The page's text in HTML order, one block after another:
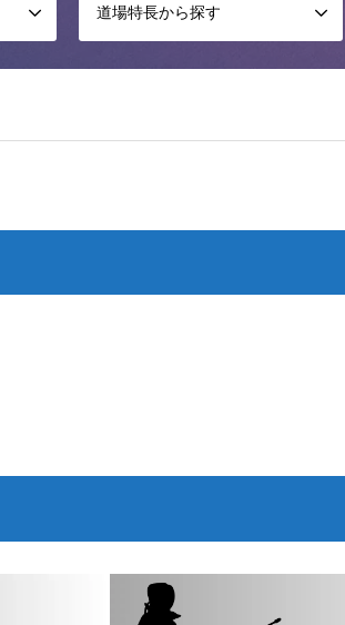
道場特長から探す